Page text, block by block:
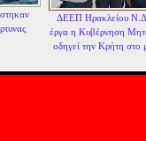
ΔΕΕΠ Ηρακλείου
έργα η Κυβέρνηση
οδηγεί την Κρήτη στο